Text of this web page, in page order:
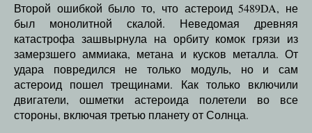
Второй ошибкой было то, что астероид 5489DA, не
был монолитной скалой. Неведомая древняя
катастрофа зашвырнула на орбиту комок грязи из
замерзшего аммиака, метана и кусков металла. От
удара повредился не только модуль, но и сам
астероид пошел трещинами. Как только включили
двигатели, ошметки астероида полетели во все
стороны, включая третью планету от Солнца.